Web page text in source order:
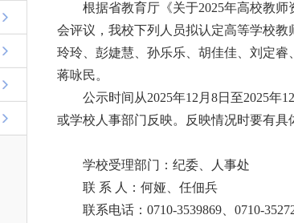
根据省教育厅《关于2025年高校教
会评议，我校下列人员拟认定高等学校
玲玲、彭婕慧、孙乐乐、胡佳佳、刘定睿
蒋咏民。
公示时间从2025年12月8日至2025年
或学校人事部门反映。反映情况时要有具
学校受理部门：纪委、人事处
联 系 人：何娅、任佃兵
联系电话：0710-3539869、0710-